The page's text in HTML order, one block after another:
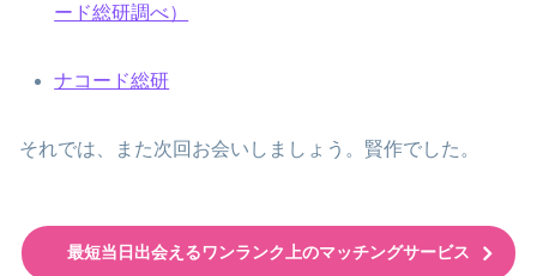
ード総研調べ）
ナコード総研
それでは、また次回お会いしましょう。賢作でした。
最短当日出会えるワンランク上のマッチングサービス